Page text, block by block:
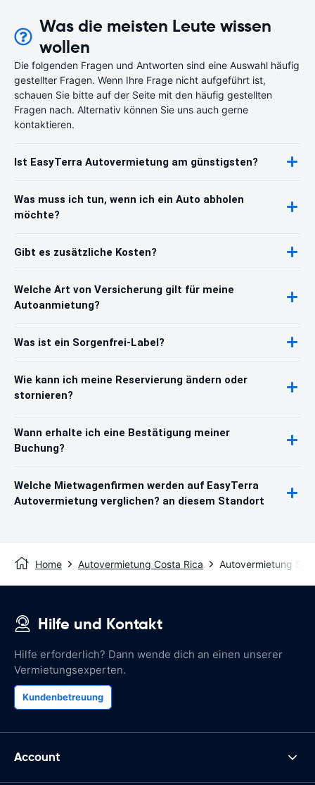
Was die meisten Leute wissen
wollen
Die folgenden Fragen und Antworten sind eine Auswahl häufig
gestellter Fragen. Wenn Ihre Frage nicht aufgeführt ist,
schauen Sie bitte auf der Seite mit den häufig gestellten
Fragen nach. Alternativ können Sie uns auch gerne
kontaktieren.
Ist EasyTerra Autovermietung am günstigsten?
Was muss ich tun, wenn ich ein Auto abholen
möchte?
Gibt es zusätzliche Kosten?
Welche Art von Versicherung gilt für meine
Autoanmietung?
Was ist ein Sorgenfrei-Label?
Wie kann ich meine Reservierung ändern oder
stornieren?
Wann erhalte ich eine Bestätigung meiner
Buchung?
Welche Mietwagenfirmen werden auf EasyTerra
Autovermietung verglichen? an diesem Standort
Home Autovermietung Costa Rica Autovermietung
Hilfe und Kontakt
Hilfe erforderlich? Dann wende dich an einen unserer
Vermietungsexperten.
Kundenbetreuung
Account